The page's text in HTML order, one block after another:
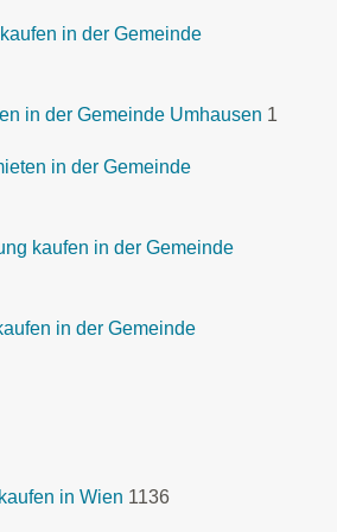
in der Gemeinde
in der Gemeinde Umhausen 1
in der Gemeinde
kaufen in der Gemeinde
in der Gemeinde
in Wien 1136